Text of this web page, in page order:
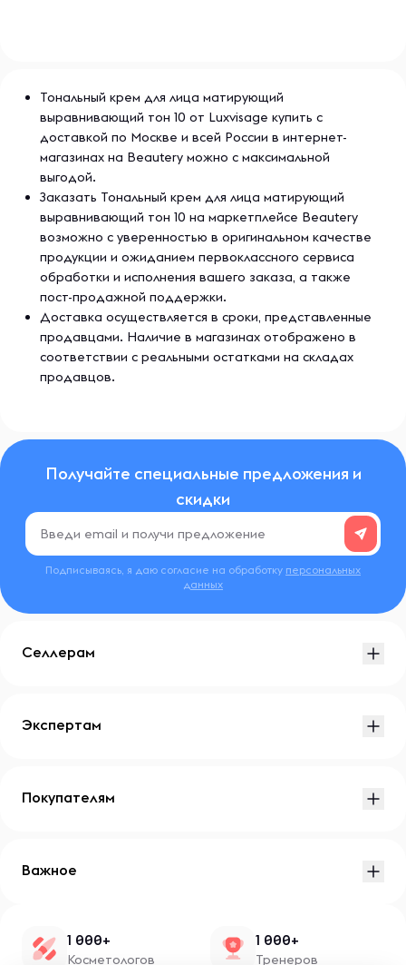
Тональный крем для лица матирующий
выравнивающий тон 10 от Luxvisage купить с
доставкой по Москве и всей России в интернет-
магазинах на Beautery можно с максимальной
выгодой.
Заказать Тональный крем для лица матирующий
выравнивающий тон 10 на маркетплейсе Beautery
возможно с уверенностью в оригинальном качестве
продукции и ожиданием первоклассного сервиса
обработки и исполнения вашего заказа, а также
пост-продажной поддержки.
Доставка осуществляется в сроки, представленные
продавцами. Наличие в магазинах отображено в
соответствии с реальными остатками на складах
продавцов.
Получайте специальные предложения и
скидки
Подписываясь, я даю согласие на обработку персональных
данных
Селлерам
Экспертам
Покупателям
Важное
1 000+
Косметологов
1 000+
Тренеров